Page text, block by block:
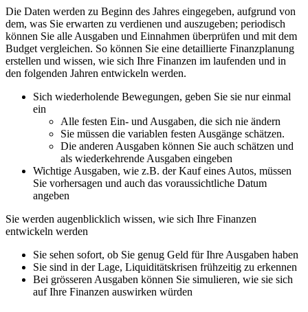
Die Daten werden zu Beginn des Jahres eingegeben, aufgrund von
dem, was Sie erwarten zu verdienen und auszugeben; periodisch
können Sie alle Ausgaben und Einnahmen überprüfen und mit dem
Budget vergleichen. So können Sie eine detaillierte Finanzplanung
erstellen und wissen, wie sich Ihre Finanzen im laufenden und in
den folgenden Jahren entwickeln werden.
Sich wiederholende Bewegungen, geben Sie sie nur einmal
ein
Alle festen Ein- und Ausgaben, die sich nie ändern
Sie müssen die variablen festen Ausgänge schätzen.
Die anderen Ausgaben können Sie auch schätzen und
als wiederkehrende Ausgaben eingeben
Wichtige Ausgaben, wie z.B. der Kauf eines Autos, müssen
Sie vorhersagen und auch das voraussichtliche Datum
angeben
Sie werden augenblicklich wissen, wie sich Ihre Finanzen
entwickeln werden
Sie sehen sofort, ob Sie genug Geld für Ihre Ausgaben haben
Sie sind in der Lage, Liquiditätskrisen frühzeitig zu erkennen
Bei grösseren Ausgaben können Sie simulieren, wie sie sich
auf Ihre Finanzen auswirken würden